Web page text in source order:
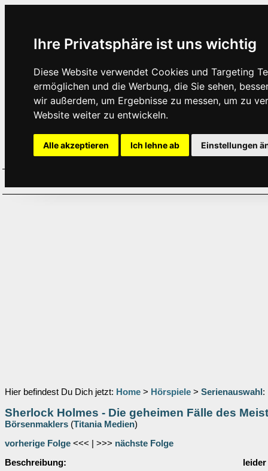
Ihre Privatsphäre ist uns wichtig
Diese Website verwendet Cookies und Targeting
ermöglichen und die Werbung, die Sie sehen,
wir außerdem, um Ergebnisse zu messen, um zu
Website weiter zu entwickeln.
Alle akzeptieren Ich lehne ab Einstellungen
Hier befindest Du Dich jetzt: Home > Hörspiele > Serienauswahl :
Sherlock Holmes - Die geheimen Fälle des
Börsenmaklers (Titania Medien)
vorherige Folge <<< | >>> nächste Folge
Beschreibung: